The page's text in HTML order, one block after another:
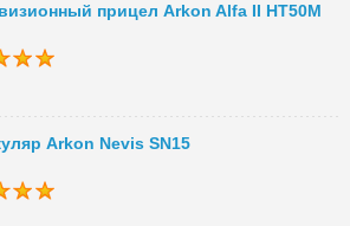
прицел Arkon Alfa II HT50M
Arkon Nevis SN15